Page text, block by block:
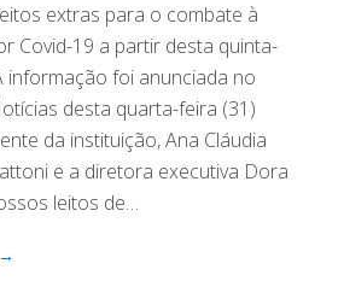
extras para o combate à
Covid-19 a partir desta quinta-
informação foi anunciada no
desta quarta-feira (31)
da instituição, Ana Cláudia
e a diretora executiva Dora
leitos de…